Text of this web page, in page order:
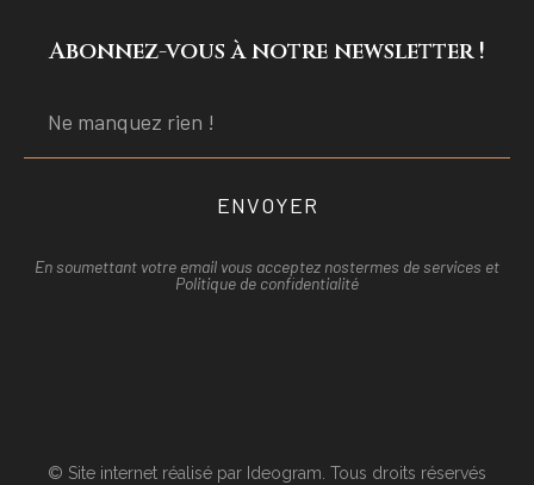
Abonnez-vous à notre newsletter !
ENVOYER
En soumettant votre email vous acceptez nostermes de services et
Politique de confidentialité
© Site internet réalisé par Ideogram. Tous droits réservés